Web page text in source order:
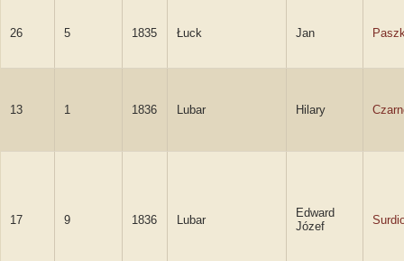
26 5 1835 Łuck Jan
13 1 1836 Lubar Hilary
17 9 1836 Lubar
Edward
Józef